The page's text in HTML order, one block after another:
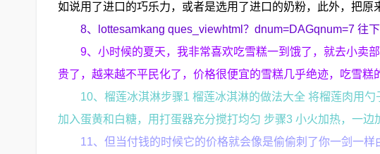
如说用了进口的巧乐力，或者是选用了进口的奶粉，此外，把
8、lottesamkang ques_viewhtml？dnum=DAGqnum=7 往
9、小时候的夏天，我非常喜欢吃雪糕一到饿了，就去小卖
贵了，越来越不平民化了，价格很便宜的雪糕几乎绝迹，吃雪糕
10、榴莲冰淇淋步骤1 榴莲冰淇淋的做法大全 将榴莲肉用
加入蛋黄和白糖，用打蛋器充分搅打均匀 步骤3 小火加热，一
11、但当付钱的时候它的价格就会像是偷偷刺了你一剑一